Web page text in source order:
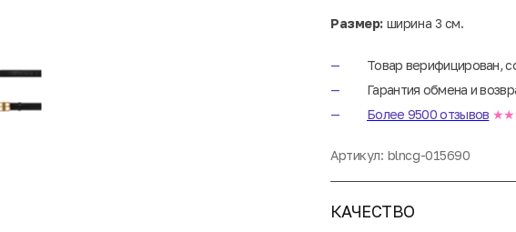
Размер: ширина 3 см.
Товар верифицирован,
Гарантия обмена и
Более 9500 отзывов
Артикул: blncg-015690
КАЧЕСТВО